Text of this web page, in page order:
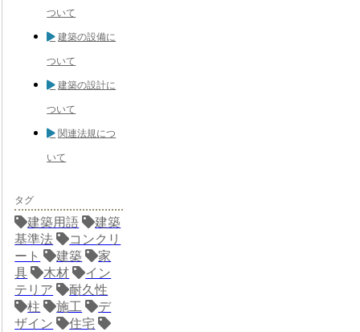
ついて
建築の設備に
ついて
建築の設計に
ついて
関連法規につ
いて
タグ
建築用語
建築
基準法
コンクリ
ート
建築
家
具
木材
イン
テリア
耐久性
柱
施工
デ
ザイン
住宅